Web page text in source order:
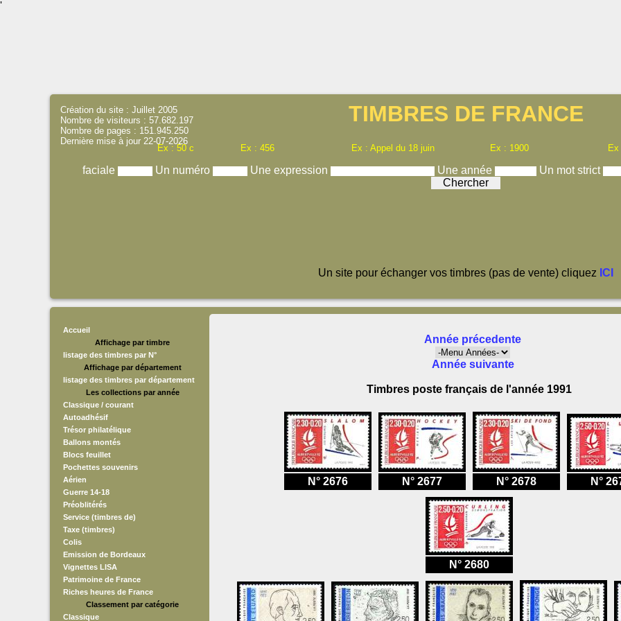
'
TIMBRES DE FRANCE
Ex : 50 c Ex : 456 Ex : Appel du 18 juin Ex : 1900
faciale Un numéro Une expression Une année Un mot strict
Création du site : Juillet 2005
Nombre de visiteurs : 57.682.197
Nombre de pages : 151.945.250
Dernière mise à jour 22-07-2026
Un site pour échanger vos timbres (pas de vente) cliquez ICI
Accueil
Affichage par timbre
listage des timbres par N°
Affichage par département
listage des timbres par département
Les collections par année
Classique / courant
Autoadhésif
Trésor philatélique
Ballons montés
Blocs feuillet
Pochettes souvenirs
Aérien
Guerre 14-18
Préoblitérés
Service (timbres de)
Taxe (timbres)
Colis
Emission de Bordeaux
Vignettes LISA
Patrimoine de France
Riches heures de France
Classement par catégorie
Classique
Année précedente
Année suivante
Timbres poste français de l'année 1991
N° 2676 N° 2677 N° 2678 N°
N° 2680